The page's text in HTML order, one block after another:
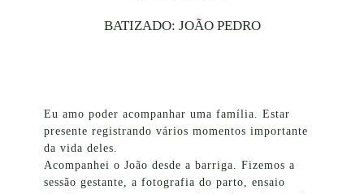
BATIZADO: JOÃO PEDRO
Eu amo poder acompanhar uma família. Estar
presente registrando vários momentos importante
da vida deles.
Acompanhei o João desde a barriga. Fizemos a
sessão gestante, a fotografia do parto, ensaio